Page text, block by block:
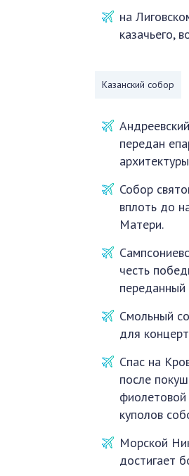
на
казачьего,
Казанский собор
передан
Собор
вплоть до
Матери.
честь
переданный
Смольный
для
Спас на
после
куполов
Морской
достигает